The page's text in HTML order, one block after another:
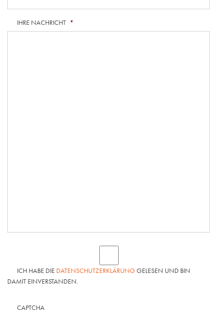
IHRE NACHRICHT *
ICH HABE DIE DATENSCHUTZERKLÄRUNG GELESEN UND BIN
DAMIT EINVERSTANDEN.
CAPTCHA